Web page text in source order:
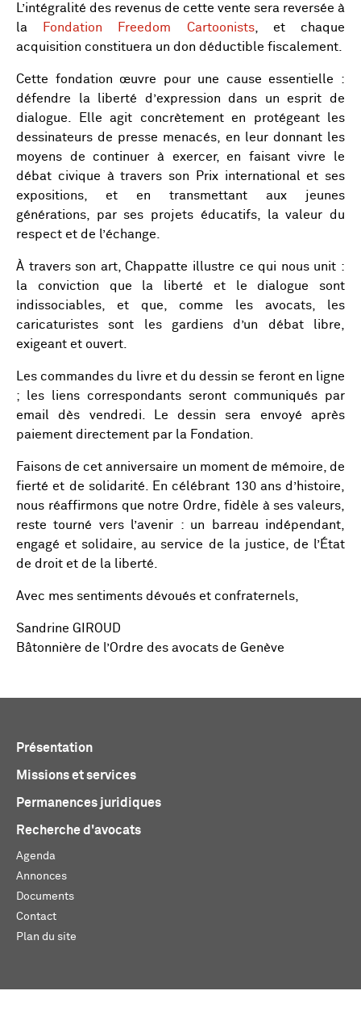
L’intégralité des revenus de cette vente sera reversée à
la
Fondation Freedom Cartoonists, et chaque
acquisition constituera un don déductible fiscalement.
Cette fondation œuvre pour une cause essentielle :
défendre la liberté d’expression dans un esprit de
dialogue. Elle agit concrètement en protégeant les
dessinateurs de presse menacés, en leur donnant les
moyens de continuer à exercer, en faisant vivre le
débat civique à travers son Prix international et ses
expositions, et en transmettant aux jeunes
générations, par ses projets éducatifs, la valeur du
respect et de l’échange.
À travers son art, Chappatte illustre ce qui nous unit :
la conviction que la liberté et le dialogue sont
indissociables, et que, comme les avocats, les
caricaturistes sont les gardiens d’un débat libre,
exigeant et ouvert.
Les commandes du livre et du dessin se feront en ligne
; les liens correspondants seront communiqués par
email dès vendredi. Le dessin sera envoyé après
paiement directement par la Fondation.
Faisons de cet anniversaire un moment de mémoire, de
fierté et de solidarité. En célébrant 130 ans d’histoire,
nous réaffirmons que notre Ordre, fidèle à ses valeurs,
reste tourné vers l’avenir : un barreau indépendant,
engagé et solidaire, au service de la justice, de l’État
de droit et de la liberté.
Avec mes sentiments dévoués et confraternels,
Sandrine GIROUD
Bâtonnière de l’Ordre des avocats de Genève
Présentation
Missions et services
Permanences juridiques
Recherche d'avocats
Agenda
Annonces
Documents
Contact
Plan du site